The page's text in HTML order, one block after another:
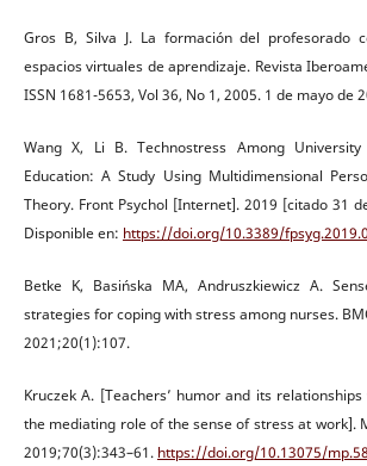
Gros B, Silva J. La formación del profesorado
espacios virtuales de aprendizaje. Revista
ISSN 1681-5653, Vol 36, No 1, 2005. 1 de mayo de
Wang X, Li B. Technostress Among
Education: A Study Using Multidimensional
Theory. Front Psychol [Internet]. 2019 [citado 31
Disponible en: https://doi.org/10.3389/
Betke K, Basińska MA, Andruszkiewicz A.
strategies for coping with stress among nurses.
2021;20(1):107.
Kruczek A. [Teachers’ humor and its
the mediating role of the sense of stress at work].
2019;70(3):343–61. https://doi.org/10.13075/